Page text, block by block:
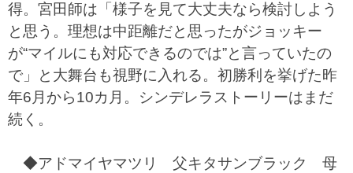
得。宮田師は「様子を見て大丈夫なら検討しよう
と思う。理想は中距離だと思ったがジョッキー
が“マイルにも対応できるのでは”と言っていたの
で」と大舞台も視野に入れる。初勝利を挙げた昨
年6月から10カ月。シンデレラストーリーはまだ
続く。
◆アドマイヤマツリ 父キタサンブラック 母